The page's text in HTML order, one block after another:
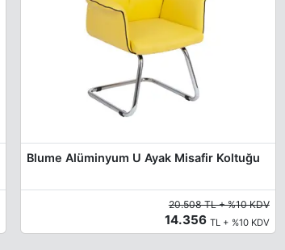
Blume Alüminyum U Ayak Misafir Koltuğu
20.508 TL + %10 KDV
14.356 TL + %10 KDV